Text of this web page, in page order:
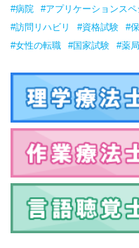
#病院
#アプリケーションスペ
#訪問リハビリ
#資格試験 #
#女性の転職
#国家試験 #薬局